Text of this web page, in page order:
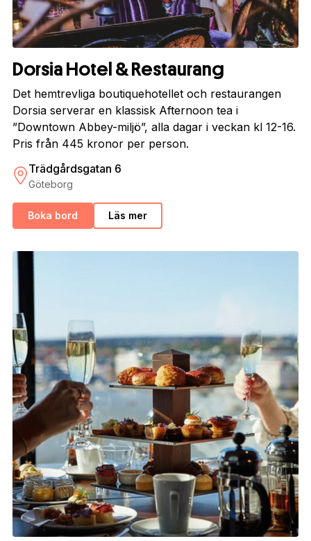
Dorsia Hotel & Restaurang
Det hemtrevliga boutiquehotellet och restaurangen
Dorsia serverar en klassisk Afternoon tea i
”Downtown Abbey-miljö”, alla dagar i veckan kl 12-16.
Pris från 445 kronor per person.
Trädgårdsgatan 6
Göteborg
Boka bord Läs mer